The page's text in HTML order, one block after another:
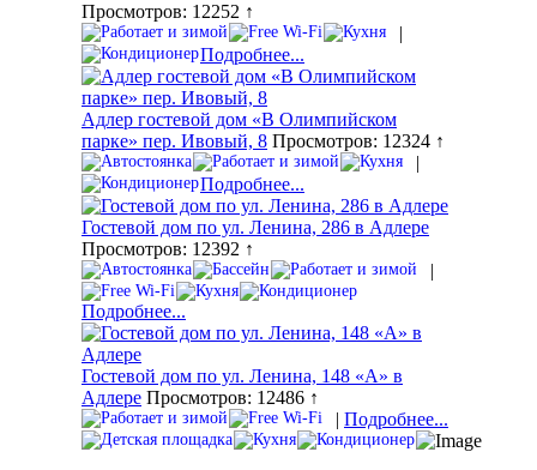
Просмотров: 12252 ↑
|
Подробнее...
Адлер гостевой дом «В Олимпийском
парке» пер. Ивовый, 8 Просмотров: 12324 ↑
|
Подробнее...
Гостевой дом по ул. Ленина, 286 в Адлере
Просмотров: 12392 ↑
|
Подробнее...
Гостевой дом по ул. Ленина, 148 «А» в
Адлере Просмотров: 12486 ↑
| Подробнее...